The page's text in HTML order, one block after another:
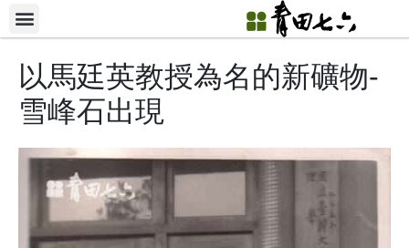
以馬廷英教授為名的新礦物-
雪峰石出現